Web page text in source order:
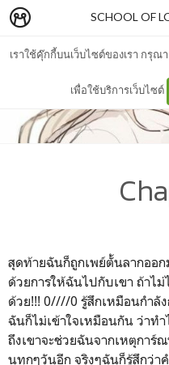
เราใช้คุ๊กกี้บนเว็บไซต์ของเรา กรุ
เพื่อใช้บริการเว็บไซต์
SCHOOL OF
สุดท้ายฉันก็ถูกเพย์ตั้นลากออ
ด้วยการให้ฉันไปกับเขา ถ้าไ
ด้วย!!! 0////0 รู้สึกเหมือนกำลั
ฉันก็ไม่เข้าใจเหมือนกัน ว่าท
ถึงเขาจะช่วยฉันจากเหตุกา
นทุกๆวันอีก จริงๆฉันก็รู้สึกว่า